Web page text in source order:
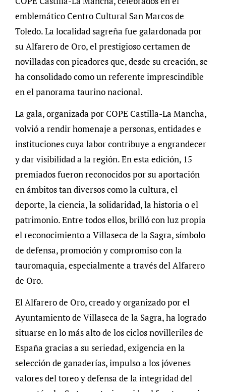
emblemático Centro Cultural San Marcos de
Toledo. La localidad sagreña fue galardonada por
su Alfarero de Oro, el prestigioso certamen de
novilladas con picadores que, desde su creación, se
ha consolidado como un referente imprescindible
en el panorama taurino nacional.
La gala, organizada por COPE Castilla-La Mancha,
volvió a rendir homenaje a personas, entidades e
instituciones cuya labor contribuye a engrandecer
y dar visibilidad a la región. En esta edición, 15
premiados fueron reconocidos por su aportación
en ámbitos tan diversos como la cultura, el
deporte, la ciencia, la solidaridad, la historia o el
patrimonio. Entre todos ellos, brilló con luz propia
el reconocimiento a Villaseca de la Sagra, símbolo
de defensa, promoción y compromiso con la
tauromaquia, especialmente a través del Alfarero
de Oro.
El Alfarero de Oro, creado y organizado por el
Ayuntamiento de Villaseca de la Sagra, ha logrado
situarse en lo más alto de los ciclos novilleriles de
España gracias a su seriedad, exigencia en la
selección de ganaderías, impulso a los jóvenes
valores del toreo y defensa de la integridad del